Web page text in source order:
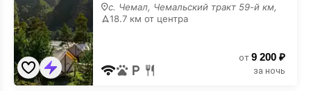
с. Чемал, Чемальский тракт 59-й км,
18.7 км от центра
от 9 200 ₽
за ночь